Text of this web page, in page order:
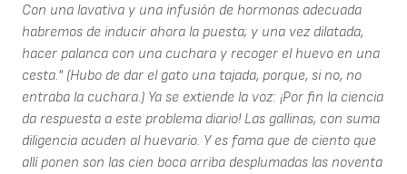
Con una lavativa y una infusión de hormonas adecuada
habremos de inducir ahora la puesta; y una vez dilatada,
hacer palanca con una cuchara y recoger el huevo en una
cesta." (Hubo de dar el gato una tajada, porque, si no, no
entraba la cuchara.) Ya se extiende la voz: ¡Por fin la ciencia
da respuesta a este problema diario! Las gallinas, con suma
diligencia acuden al huevario. Y es fama que de ciento que
allí ponen son las cien boca arriba desplumadas las noventa